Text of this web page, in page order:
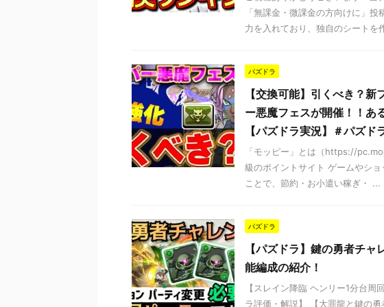
「無課金・微課金の方向けに」
力を入れており、独自のシートを
パズドラ
【交換可能】引くべき？
ー悪魔フェスが開催！！あ
【パズドラ実況】＃パズド
「モッピー」とは（https://
級のポイントサイト ゲームやシ
ことで、節約・お小遣い稼ぎ・ ...
パズドラ
【パズドラ】鍵の勇者チ
能編成の紹介！
【スレイン降臨 ヘンリー1分台
ラ評価・解説】 【大罪龍と鍵の